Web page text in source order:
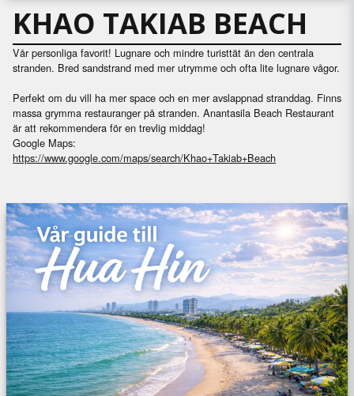
KHAO TAKIAB BEACH
Vår personliga favorit! Lugnare och mindre turisttät än den centrala
stranden. Bred sandstrand med mer utrymme och ofta lite lugnare vågor.
Perfekt om du vill ha mer space och en mer avslappnad stranddag. Finns
massa grymma restauranger på stranden. Anantasila Beach Restaurant
är att rekommendera för en trevlig middag!
Google Maps:
https://www.google.com/maps/search/Khao+Takiab+Beach